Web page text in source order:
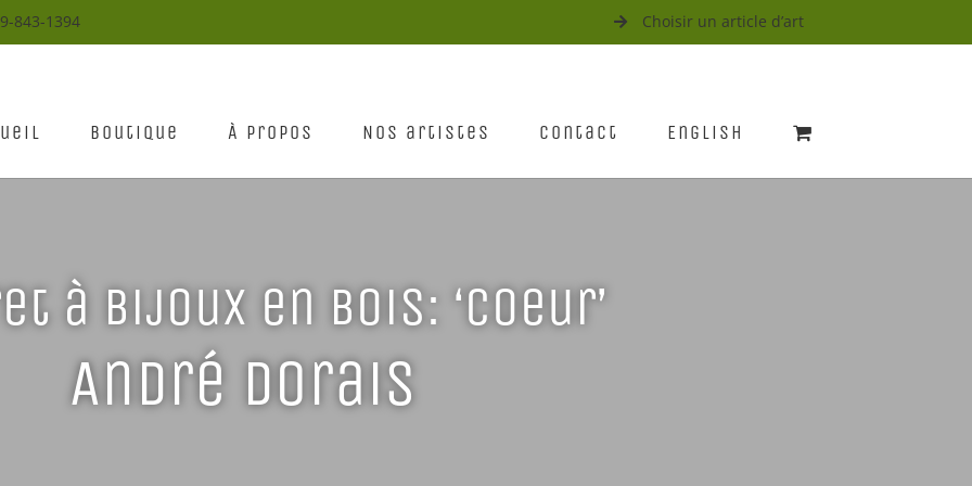
843-1394 Choisir un article d’art
Boutique À propos Nos artistes Contact English
à bijoux en bois: ‘Coeur’
André Dorais